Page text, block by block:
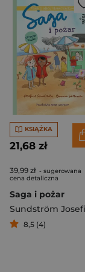
KSIĄŻKA
21,68 zł
39,99 zł - sugerowana
cena detaliczna
Saga i pożar
8,5 (4)